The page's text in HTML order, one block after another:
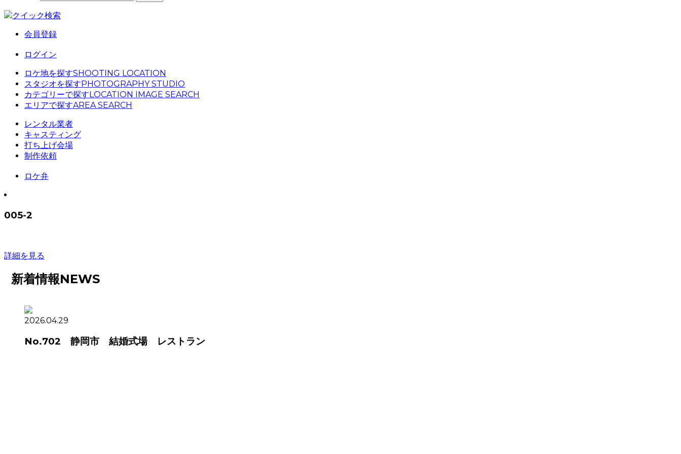
クイック検索
会員登録
ログイン
ロケ地を探すSHOOTING LOCATION
スタジオを探すPHOTOGRAPHY STUDIO
カテゴリーで探すLOCATION IMAGE SEARCH
エリアで探すAREA SEARCH
レンタル業者
キャスティング
打ち上げ会場
制作依頼
ロケ弁
005-2
詳細を見る
新着情報NEWS
2026.04.29
No.702 静岡市 結婚式場 レストラン